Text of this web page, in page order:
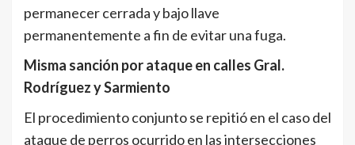
permanecer cerrada y bajo llave
permanentemente a fin de evitar una fuga.
Misma sanción por ataque en calles Gral.
Rodríguez y Sarmiento
El procedimiento conjunto se repitió en el caso del
ataque de perros ocurrido en las intersecciones